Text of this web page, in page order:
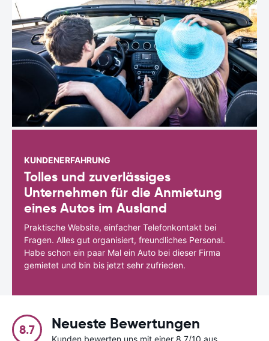
KUNDENERFAHRUNG
Tolles und zuverlässiges
Unternehmen für die Anmietung
eines Autos im Ausland
Praktische Website, einfacher Telefonkontakt bei
Fragen. Alles gut organisiert, freundliches Personal.
Habe schon ein paar Mal ein Auto bei dieser Firma
gemietet und bin bis jetzt sehr zufrieden.
8.7 Neueste Bewertungen
Kunden bewerten uns mit einer 8.7/10 aus